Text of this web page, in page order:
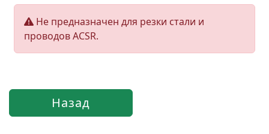
Не предназначен для резки стали и
проводов ACSR.